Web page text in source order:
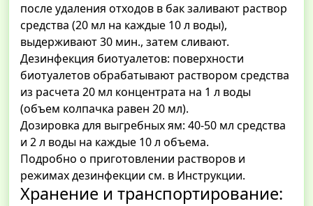
после удаления отходов в бак заливают раствор
средства (20 мл на каждые 10 л воды),
выдерживают 30 мин., затем сливают.
Дезинфекция биотуалетов: поверхности
биотуалетов обрабатывают раствором средства
из расчета 20 мл концентрата на 1 л воды
(объем колпачка равен 20 мл).
Дозировка для выгребных ям: 40-50 мл средства
и 2 л воды на каждые 10 л объема.
Подробно о приготовлении растворов и
режимах дезинфекции см. в Инструкции.
Хранение и транспортирование: